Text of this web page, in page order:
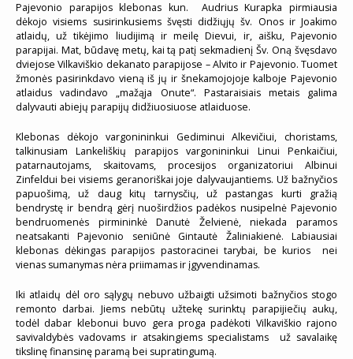
Pajevonio parapijos klebonas kun. Audrius Kurapka pirmiausia
dėkojo visiems susirinkusiems švęsti didžiųjų šv. Onos ir Joakimo
atlaidų, už tikėjimo liudijimą ir meilę Dievui, ir, aišku, Pajevonio
parapijai. Mat, būdavę metų, kai tą patį sekmadienį Šv. Oną švęsdavo
dviejose Vilkaviškio dekanato parapijose – Alvito ir Pajevonio. Tuomet
žmonės pasirinkdavo vieną iš jų ir šnekamojojoje kalboje Pajevonio
atlaidus vadindavo „mažąja Onute“. Pastaraisiais metais galima
dalyvauti abiejų parapijų didžiuosiuose atlaiduose.
Klebonas dėkojo vargonininkui Gediminui Alkevičiui, choristams,
talkinusiam Lankeliškių parapijos vargonininkui Linui Penkaičiui,
patarnautojams, skaitovams, procesijos organizatoriui Albinui
Zinfeldui bei visiems geranoriškai joje dalyvaujantiems. Už bažnyčios
papuošimą, už daug kitų tarnysčių, už pastangas kurti gražią
bendrystę ir bendrą gėrį nuoširdžios padėkos nusipelnė Pajevonio
bendruomenės pirmininkė Danutė Želvienė, niekada paramos
neatsakanti Pajevonio seniūnė Gintautė Žaliniakienė. Labiausiai
klebonas dėkingas parapijos pastoracinei tarybai, be kurios nei
vienas sumanymas nėra priimamas ir įgyvendinamas.
Iki atlaidų dėl oro sąlygų nebuvo užbaigti užsimoti bažnyčios stogo
remonto darbai. Jiems nebūtų užtekę surinktų parapijiečių aukų,
todėl dabar klebonui buvo gera proga padėkoti Vilkaviškio rajono
savivaldybės vadovams ir atsakingiems specialistams už savalaikę
tikslinę finansinę paramą bei supratingumą.